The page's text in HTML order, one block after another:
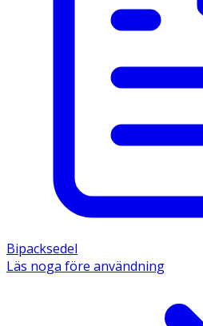
Bipacksedel
Läs noga före användning